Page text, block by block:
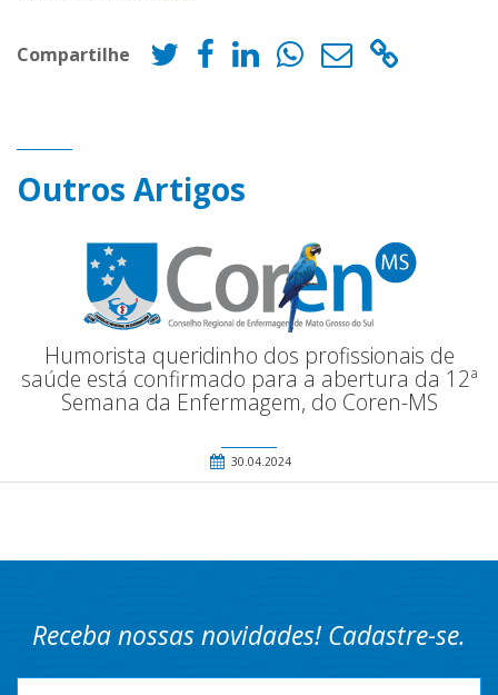
Compartilhe
Outros Artigos
Humorista queridinho dos profissionais de
saúde está confirmado para a abertura da 12ª
Semana da Enfermagem, do Coren-MS
30.04.2024
Receba nossas novidades! Cadastre-se.